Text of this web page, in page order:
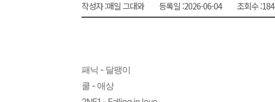
썩고, 무르고..농산물 피해 속출작성자 :매일 그대와 등록일 :2026-06-04 조회수 :184
패닉 - 달팽이
쿨 - 애상